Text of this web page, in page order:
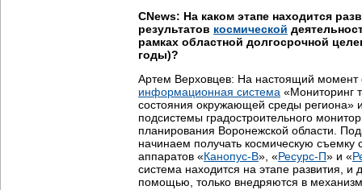
CNews: На каком этапе находится
результатов космической
рамках областной долгосрочной
годы)?
Артем Верховцев: На настоящий момент
информационная система «Мониторинг
состояния окружающей среды региона»
подсистемы градостроительного
планирования Воронежской области.
начинаем получать космическую съемку
аппаратов «Канопус-В», «Ресурс-П» и «
система находится на этапе развития,
помощью, только внедряются в